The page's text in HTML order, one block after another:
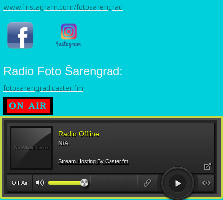
www.instagram.com/fotosarengrad
Radio Foto Šarengrad:
fotosarengrad.caster.fm